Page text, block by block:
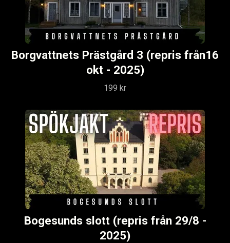
Borgvattnets Prästgård 3 (repris från16
okt - 2025)
199 kr
Bogesunds slott (repris från 29/8 -
2025)